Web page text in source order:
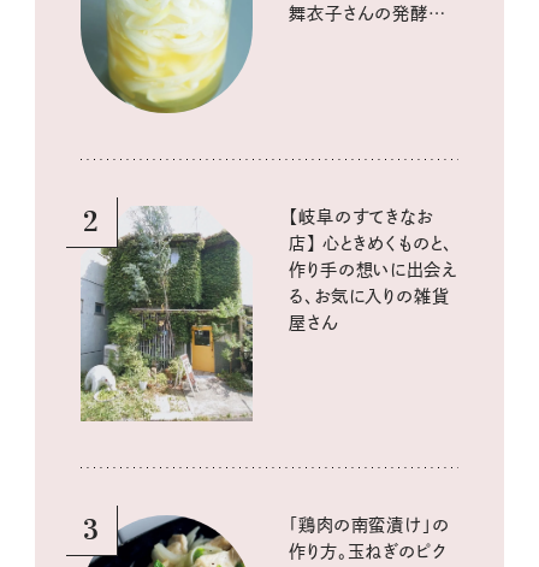
舞衣子さんの発酵と
2
【岐阜のすてきなお
店】 心ときめくものと、
作り手の想いに出会え
る、お気に入りの雑貨
屋さん
3
「鶏肉の南蛮漬け」の
作り方。玉ねぎのピク